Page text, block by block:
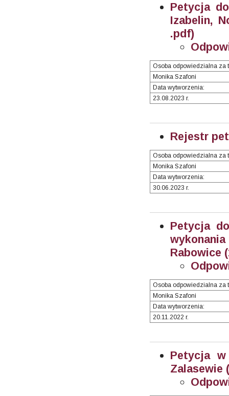
Petycja
Izabelin,
.pdf)
Osoba odpowiedzialna za
Monika Szafoni
Data wytworzenia:
23.08.2023 r.
Rejestr
Osoba odpowiedzialna za
Monika Szafoni
Data wytworzenia:
30.06.2023 r.
Petycja
Rabowice
Osoba odpowiedzialna za
Monika Szafoni
Data wytworzenia:
20.11.2022 r.
Petycja
Zalasewie